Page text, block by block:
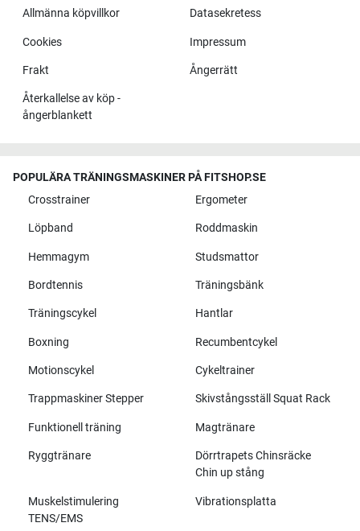
Allmänna köpvillkor
Datasekretess
Cookies Impressum
Frakt Ångerrätt
Återkallelse av köp -
ångerblankett
POPULÄRA TRÄNINGSMASKINER PÅ FITSHOP.SE
Crosstrainer
Ergometer
Löpband Roddmaskin
Hemmagym Studsmattor
Bordtennis Träningsbänk
Träningscykel Hantlar
Boxning Recumbentcykel
Motionscykel Cykeltrainer
Trappmaskiner Stepper Skivstångsställ Squat Rack
Funktionell träning Magtränare
Ryggtränare
Dörrtrapets Chinsräcke
Chin up stång
Muskelstimulering
TENS/EMS
Vibrationsplatta